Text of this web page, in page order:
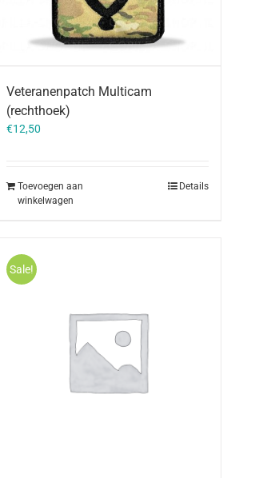
Veteranenpatch Multicam
(rechthoek)
€12,50
Toevoegen aan
winkelwagen
Details
Sale!